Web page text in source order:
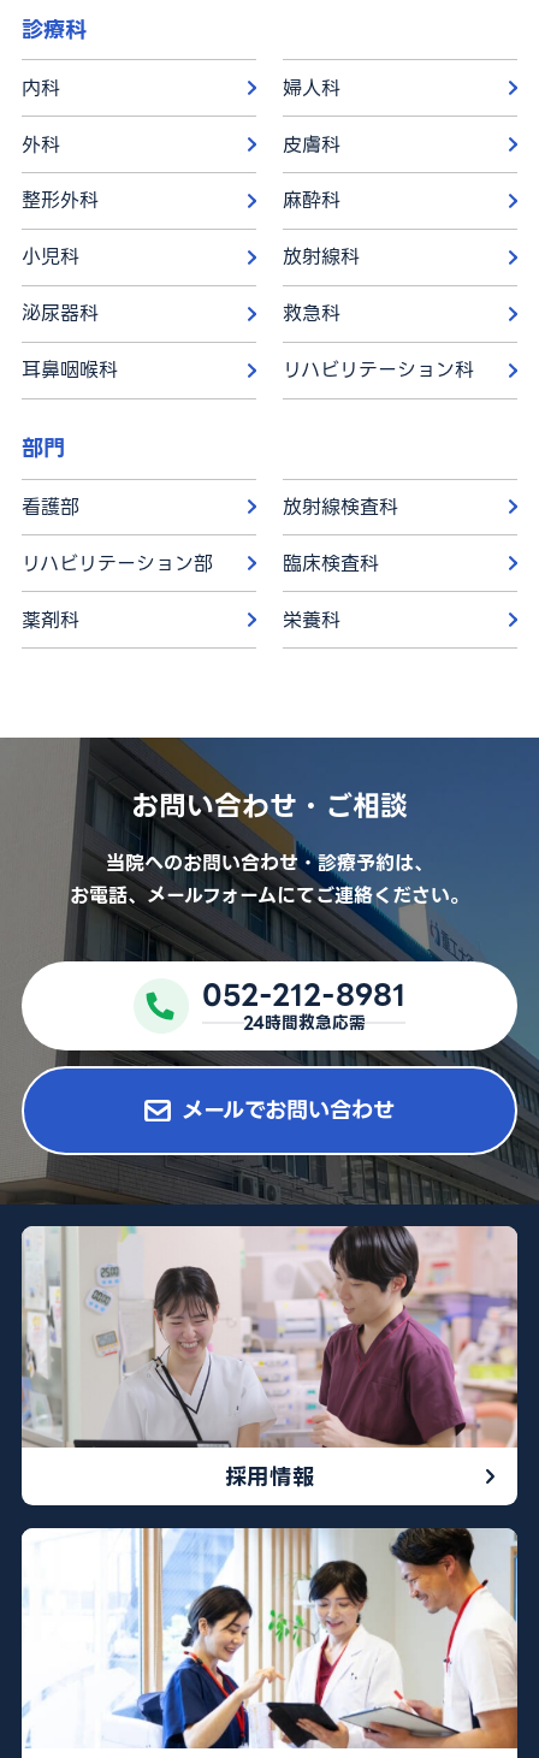
診療科
内科
外科
整形外科
小児科
泌尿器科
耳鼻咽喉科
婦人科
皮膚科
麻酔科
放射線科
救急科
リハビリテーション科
部門
看護部
リハビリテーション部
薬剤科
放射線検査科
臨床検査科
栄養科
お問い合わせ・ご相談
当院へのお問い合わせ・診療予約は、
お電話、メールフォームにてご連絡ください。
052-212-8981
24時間救急応需
メールでお問い合わせ
採用情報